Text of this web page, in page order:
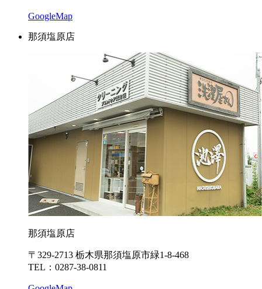
GoogleMap
那須塩原店
那須塩原店
〒329-2713 栃木県那須塩原市緑1-8-468
TEL：0287-38-0811